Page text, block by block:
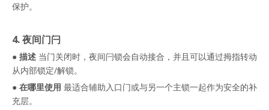
保护。
4. 夜间门闩
● 描述 当门关闭时，夜间闩锁会自动接合，并且可以通过拇指转动
从内部锁定/解锁。
● 在哪里使用 最适合辅助入口门或与另一个主锁一起作为安全的补
充层。